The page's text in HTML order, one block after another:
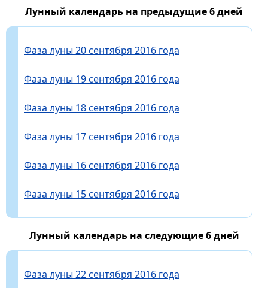
Лунный календарь на предыдущие 6 дней
Фаза луны 20 сентября 2016 года
Фаза луны 19 сентября 2016 года
Фаза луны 18 сентября 2016 года
Фаза луны 17 сентября 2016 года
Фаза луны 16 сентября 2016 года
Фаза луны 15 сентября 2016 года
Лунный календарь на следующие 6 дней
Фаза луны 22 сентября 2016 года